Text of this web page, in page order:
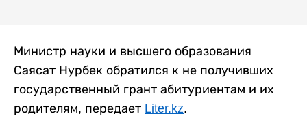
Министр науки и высшего образования
Саясат Нурбек обратился к не получивших
государственный грант абитуриентам и их
родителям, передает Liter.kz.